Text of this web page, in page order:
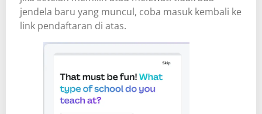
jendela baru yang muncul, coba masuk kembali ke
link pendaftaran di atas.